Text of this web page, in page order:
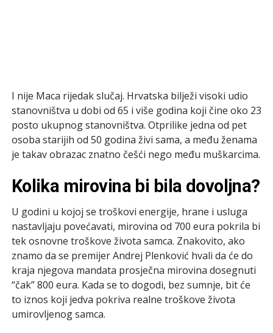
I nije Maca rijedak slučaj. Hrvatska bilježi visoki udio
stanovništva u dobi od 65 i više godina koji čine oko 23
posto ukupnog stanovništva. Otprilike jedna od pet
osoba starijih od 50 godina živi sama, a među ženama
je takav obrazac znatno češći nego među muškarcima.
Kolika mirovina bi bila dovoljna?
U godini u kojoj se troškovi energije, hrane i usluga
nastavljaju povećavati, mirovina od 700 eura pokrila bi
tek osnovne troškove života samca. Znakovito, ako
znamo da se premijer Andrej Plenković hvali da će do
kraja njegova mandata prosječna mirovina dosegnuti
“čak” 800 eura. Kada se to dogodi, bez sumnje, bit će
to iznos koji jedva pokriva realne troškove života
umirovljenog samca.